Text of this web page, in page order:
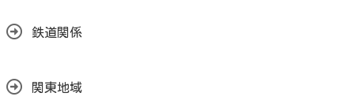
鉄道関係
関東地域